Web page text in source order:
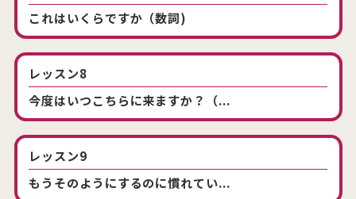
これはいくらですか（数詞)
レッスン8
今度はいつこちらに来ますか？（...
レッスン9
もうそのようにするのに慣れてい...